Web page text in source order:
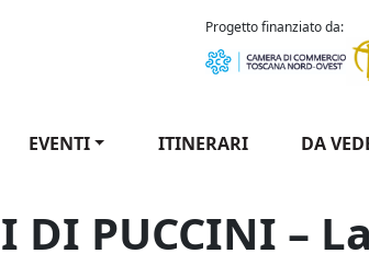
Progetto finanziato da:
EVENTI ITINERARI DA
DI PUCCINI –